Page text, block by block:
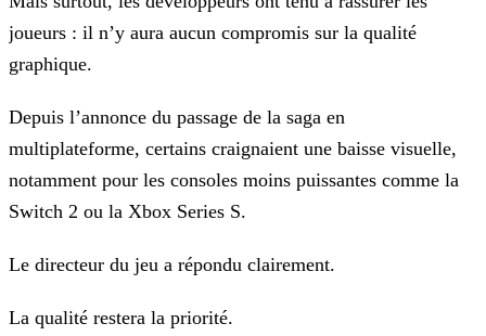
joueurs : il n’y aura aucun compromis sur la qualité
graphique.
Depuis l’annonce du passage de la saga en
multiplateforme, certains craignaient une baisse visuelle,
notamment pour les consoles moins puissantes comme la
Switch 2 ou la Xbox Series S.
Le directeur du jeu a répondu clairement.
La qualité restera la priorité.